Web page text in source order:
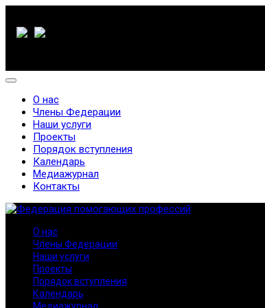
О нас
Члены Федерации
Наши услуги
Проекты
Порядок вступления
Календарь
Медиажурнал
Контакты
О нас
Члены Федерации
Наши услуги
Проекты
Порядок вступления
Календарь